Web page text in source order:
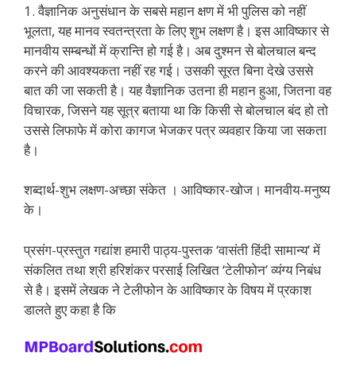
1. वैज्ञानिक अनुसंधान के सबसे महान क्षण में भी पुलिस को नहीं
भूलता, यह मानव स्वतन्त्रता के लिए शुभ लक्षण है। इस आविष्कार से
मानवीय सम्बन्धों में क्रान्ति हो गई है। अब दुश्मन से बोलचाल बन्द
करने की आवश्यकता नहीं रह गई। उसकी सूरत बिना देखे उससे
बात की जा सकती है। यह वैज्ञानिक उतना ही महान हुआ, जितना वह
विचारक, जिसने यह सूत्र बताया था कि किसी से बोलचाल बंद हो तो
उससे लिफाफे में कोरा कागज भेजकर पत्र व्यवहार किया जा सकता
है।
शब्दार्थ-शुभ लक्षण-अच्छा संकेत । आविष्कार-खोज। मानवीय-मनुष्य
के।
प्रसंग-प्रस्तुत गद्यांश हमारी पाठ्य-पुस्तक ‘वासंती हिंदी सामान्य’ में
संकलित तथा श्री हरिशंकर परसाई लिखित ‘टेलीफोन’ व्यंग्य निबंध
से है। इसमें लेखक ने टेलीफोन के आविष्कार के विषय में प्रकाश
डालते हुए कहा है कि